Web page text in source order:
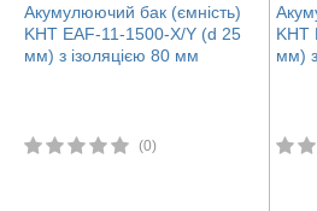
Акумулюючий бак (ємність)
KHT EAF-11-1500-X/Y (d 25
мм) з ізоляцією 80 мм
(0)
KHT
мм)